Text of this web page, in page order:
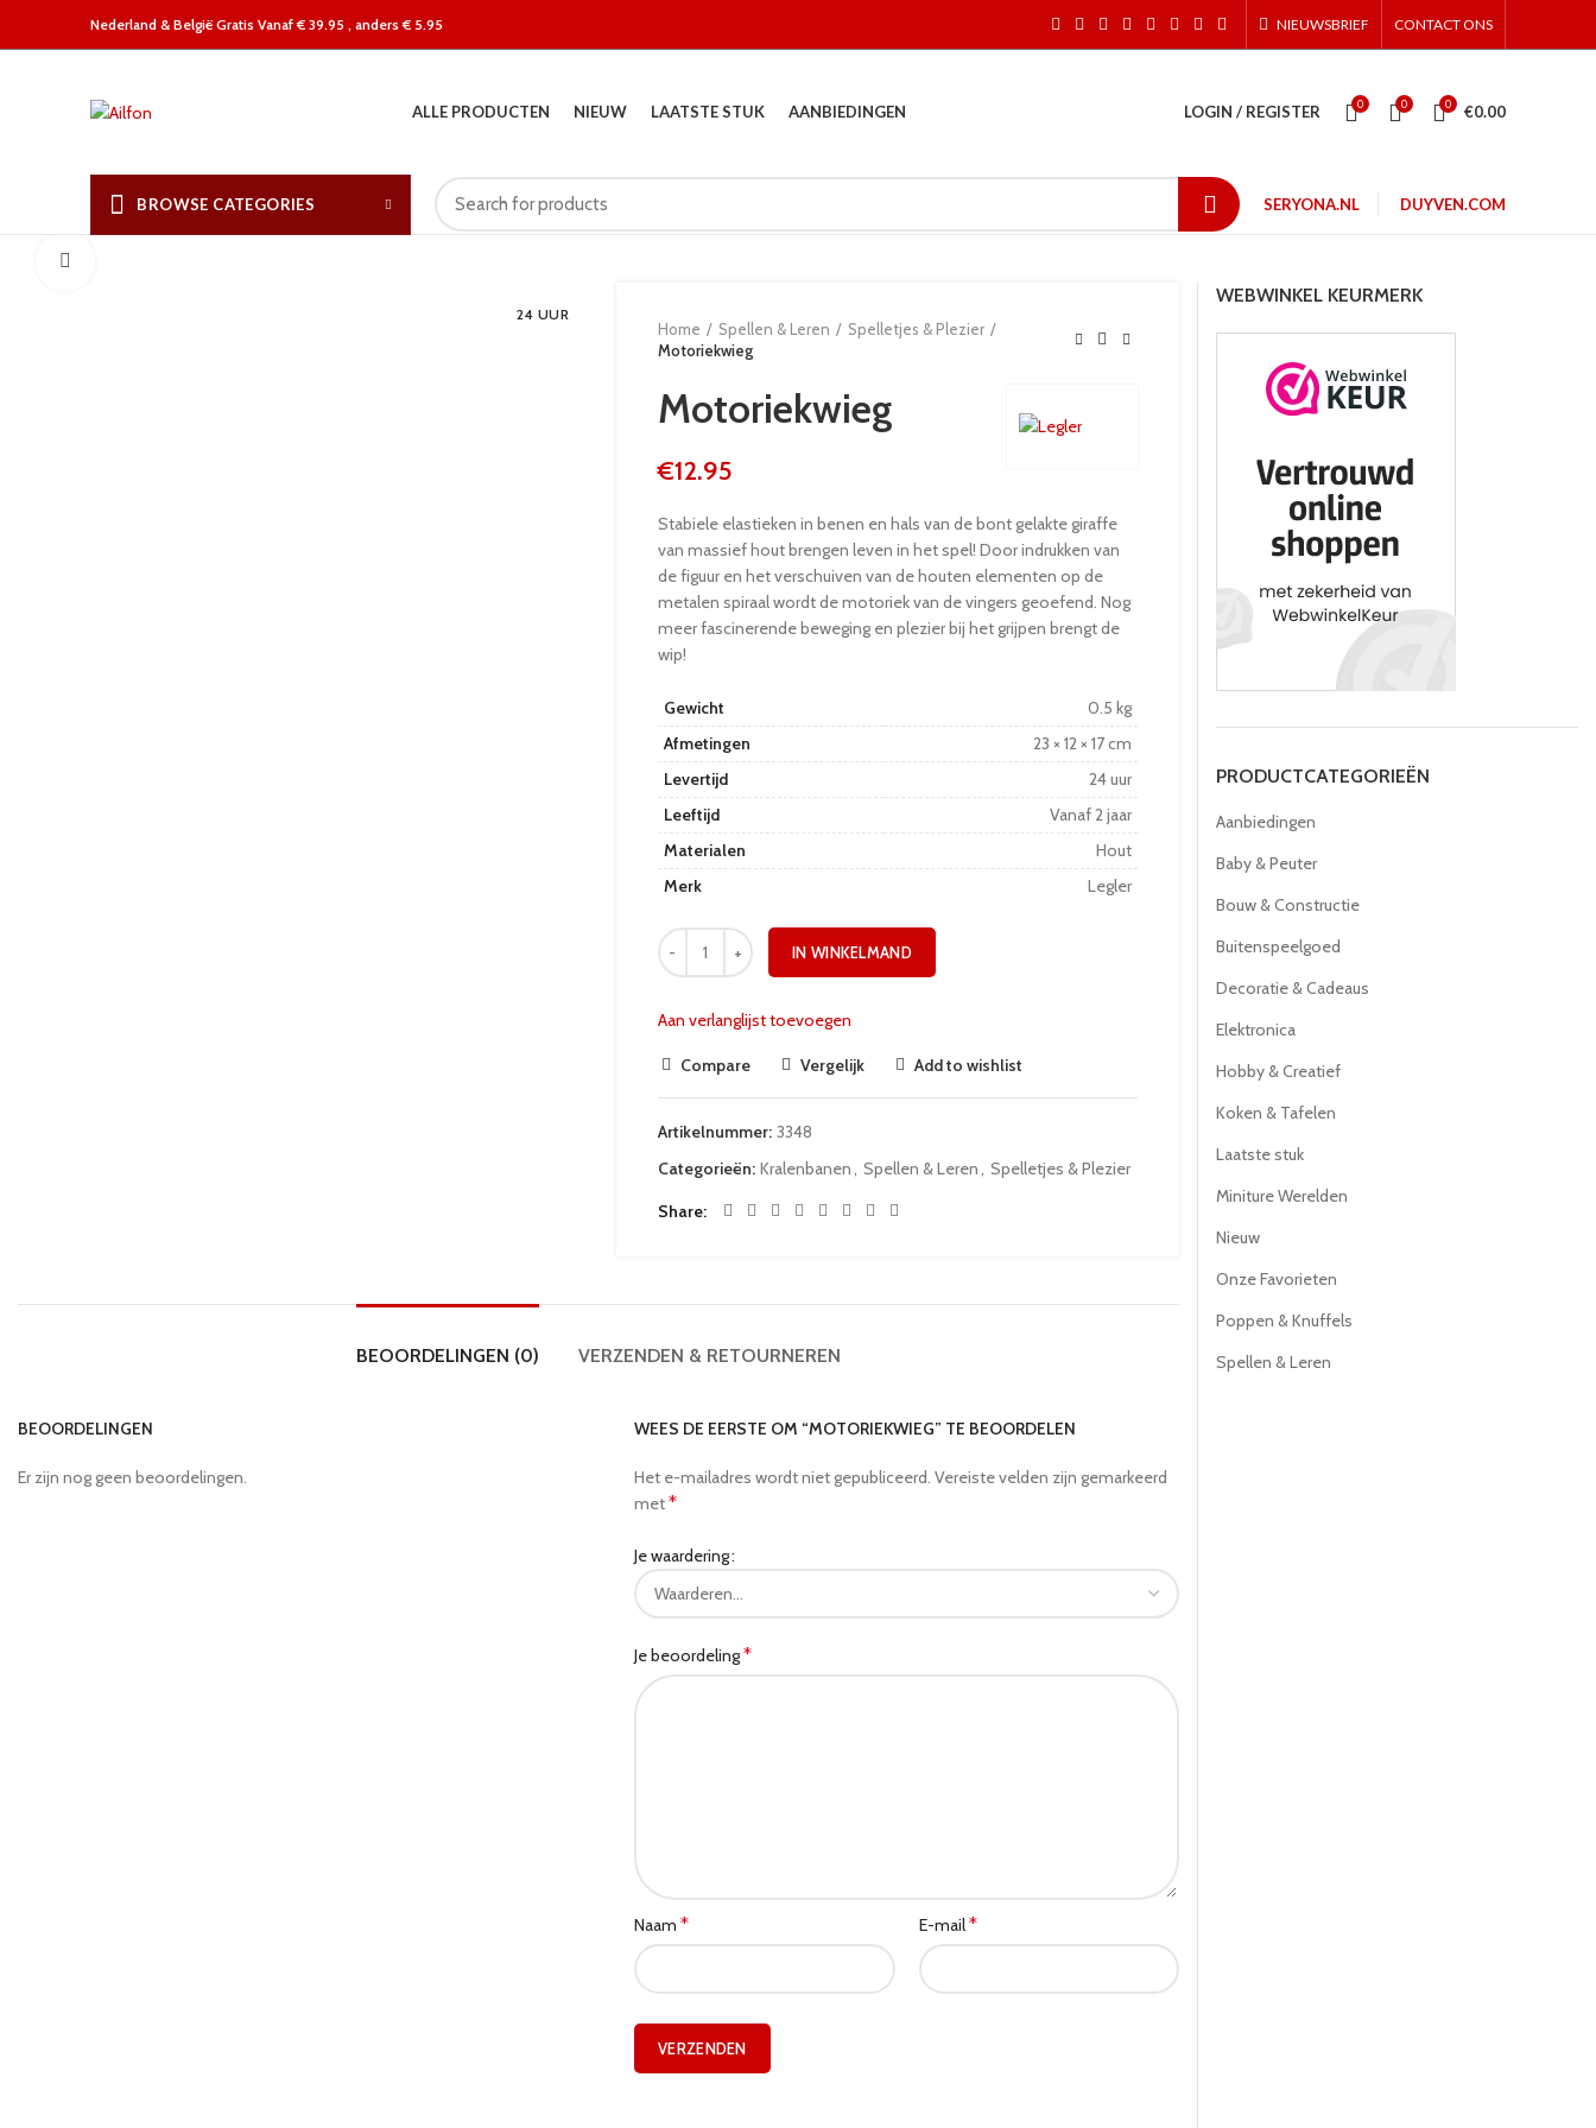
Nederland & België Gratis Vanaf € 39.95 , anders € 5.95 NIEUWSBRIEF CONTACT ONS
ALLE PRODUCTEN NIEUW LAATSTE STUK AANBIEDINGEN LOGIN / REGISTER 0 0 0 €0.00
BROWSE CATEGORIES SERYONA.NL DUYVEN.COM
24 UUR
Home Spellen & Leren
Spelletjes & Plezier
Motoriekwieg
Motoriekwieg
€12.95
Stabiele elastieken in benen en hals van de bont gelakte giraffe
van massief hout brengen leven in het spel! Door indrukken van
de figuur en het verschuiven van de houten elementen op de
metalen spiraal wordt de motoriek van de vingers geoefend. Nog
meer fascinerende beweging en plezier bij het grijpen brengt de
wip!
Gewicht
0.5 kg
Afmetingen
23 × 12 × 17 cm
Levertijd
24 uur
Leeftijd
Vanaf 2 jaar
Materialen
Hout
Merk
Legler
IN WINKELMAND
Aan verlanglijst toevoegen
Compare Vergelijk Add to wishlist
Artikelnummer: 3348
Categorieën: Kralenbanen, Spellen & Leren, Spelletjes & Plezier
Share
BEOORDELINGEN (0) VERZENDEN & RETOURNEREN
BEOORDELINGEN
Er zijn nog geen beoordelingen.
WEES DE EERSTE OM “MOTORIEKWIEG” TE BEOORDELEN
Het e-mailadres wordt niet gepubliceerd. Vereiste velden zijn gemarkeerd
met*
Je waardering
Je beoordeling*
Naam * E-mail*
WEBWINKEL KEURMERK
PRODUCTCATEGORIEËN
Aanbiedingen
Baby & Peuter
Bouw & Constructie
Buitenspeelgoed
Decoratie & Cadeaus
Elektronica
Hobby & Creatief
Koken & Tafelen
Laatste stuk
Miniture Werelden
Nieuw
Onze Favorieten
Poppen & Knuffels
Spellen & Leren